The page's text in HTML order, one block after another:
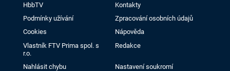
HbbTV
Kontakty
Podmínky užívání
Zpracování osobních údajů
Cookies
Nápověda
Vlastník FTV Prima spol. s
r.o.
Redakce
Nahlásit chybu Nastavení soukromí